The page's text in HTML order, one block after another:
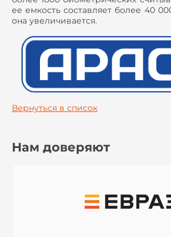
ее емкость составляет более 40
она увеличивается.
Вернуться в список
Нам доверяют